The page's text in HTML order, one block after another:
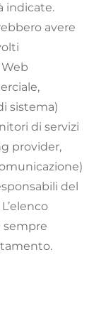
indicate.
avere
sistema)
di servizi
provider,
del
sempre